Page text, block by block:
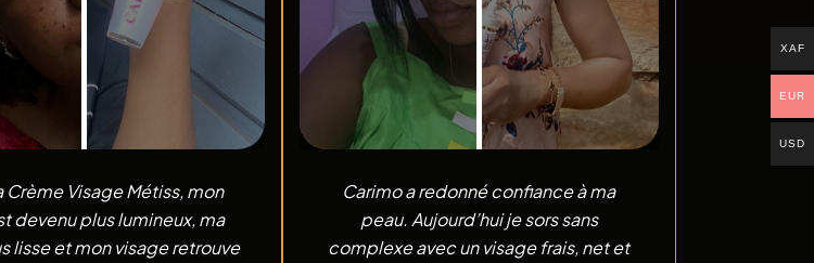
Crème Visage Métiss, mon
devenu plus lumineux, ma
lisse et mon visage retrouve
Carimo a redonné confiance à ma
peau. Aujourd’hui je sors sans
complexe avec un visage frais, net et
XAF
EUR
USD